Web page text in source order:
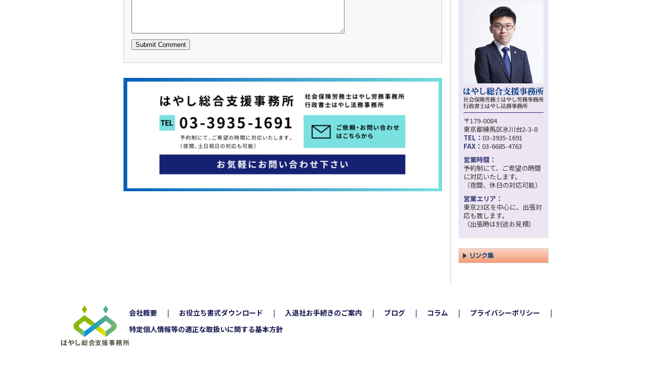
〒179-0084
東京都練馬区氷川台2-3-8
TEL： 03-3935-1691
FAX： 03-6685-4763
営業時間：
予約制にて、ご希望の時間
に対応いたします。
（夜間、休日の対応可能）
営業エリア：
東京23区を中心に、出張対
応も致します。
（出張時は別途お見積）
会社概要 お役立ち書式ダウンロード 入退社お手続きのご案内 ブログ コラム
プライバシーポリシー
特定個人情報等の適正な取扱いに関する基本方針